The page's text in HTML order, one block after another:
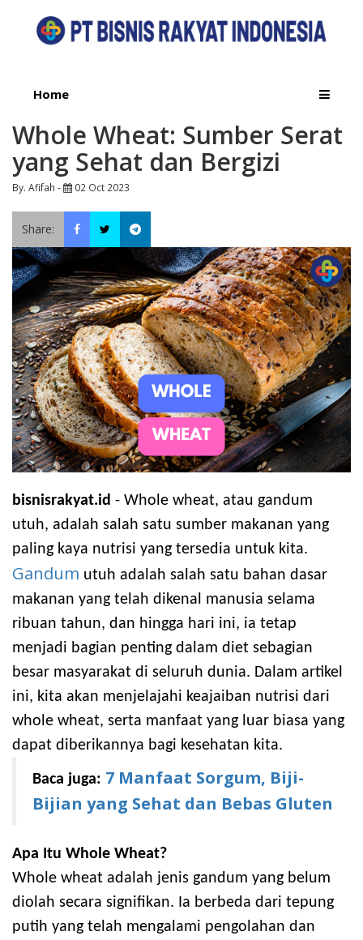
Home
Whole Wheat: Sumber Serat
yang Sehat dan Bergizi
By. Afifah - 02 Oct 2023
Share:
bisnisrakyat.id - Whole wheat, atau gandum
utuh, adalah salah satu sumber makanan yang
paling kaya nutrisi yang tersedia untuk kita.
Gandum utuh adalah salah satu bahan dasar
makanan yang telah dikenal manusia selama
ribuan tahun, dan hingga hari ini, ia tetap
menjadi bagian penting dalam diet sebagian
besar masyarakat di seluruh dunia. Dalam artikel
ini, kita akan menjelajahi keajaiban nutrisi dari
whole wheat, serta manfaat yang luar biasa yang
dapat diberikannya bagi kesehatan kita.
Baca juga: 7 Manfaat Sorgum, Biji-
Bijian yang Sehat dan Bebas Gluten
Apa Itu Whole Wheat?
Whole wheat adalah jenis gandum yang belum
diolah secara signifikan. Ia berbeda dari tepung
putih yang telah mengalami pengolahan dan